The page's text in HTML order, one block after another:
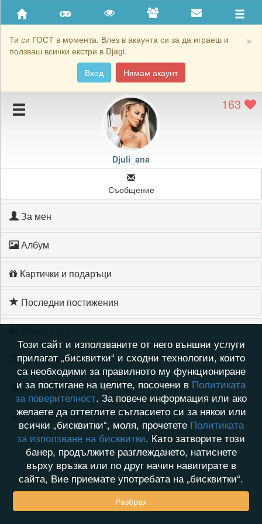
×
Ти си ГОСТ в момента. Влез в акаунта си за да играеш и
ползваш всички екстри в Djagi.
Вход
Нямам акаунт
Приятели
Хронология на игри
Подаръците на Djuli_ana
Картичките на Djuli_ana
163
Djuli_ana
Съобщение
За мен
Албум
Картички и подаръци
Последни постижения
Хронология на игри
Активност
Кой видя профила на Djuli_ana
Този сайт и използваните от него външни услуги
прилагат „бисквитки“ и сходни технологии, които
са необходими за правилното му функциониране
и за постигане на целите, посочени в Политиката
за поверителност. За повече информация или ако
желаете да оттеглите съгласието си за някои или
всички „бисквитки“, моля, прочетете Политиката
за използване на бисквитки. Като затворите този
банер, продължите разглеждането, натиснете
върху връзка или по друг начин навигирате в
сайта, Вие приемате употребата на „бисквитки“.
Разбрах